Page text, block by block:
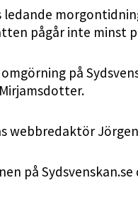
ledande
pågår inte minst
på
webbredaktör
på